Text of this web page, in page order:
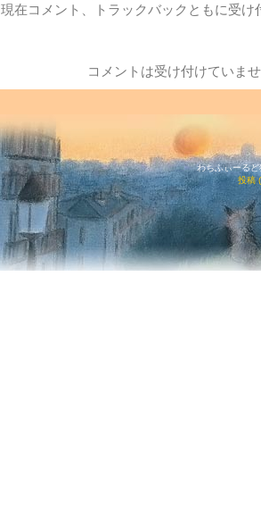
現在コメント、トラックバックともに受け
コメントは受け付けていま
わちふぃーる
投稿